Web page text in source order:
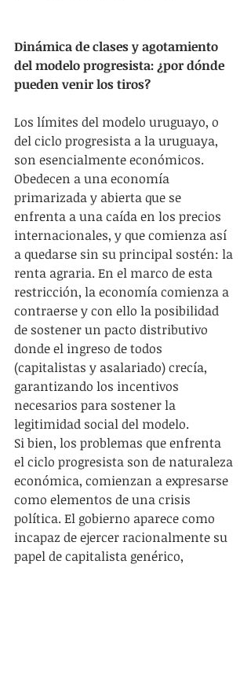
Dinámica de clases y agotamiento
del modelo progresista: ¿por dónde
pueden venir los tiros?
Los límites del modelo uruguayo, o
del ciclo progresista a la uruguaya,
son esencialmente económicos.
Obedecen a una economía
primarizada y abierta que se
enfrenta a una caída en los precios
internacionales, y que comienza así
a quedarse sin su principal sostén: la
renta agraria. En el marco de esta
restricción, la economía comienza a
contraerse y con ello la posibilidad
de sostener un pacto distributivo
donde el ingreso de todos
(capitalistas y asalariado) crecía,
garantizando los incentivos
necesarios para sostener la
legitimidad social del modelo.
Si bien, los problemas que enfrenta
el ciclo progresista son de naturaleza
económica, comienzan a expresarse
como elementos de una crisis
política. El gobierno aparece como
incapaz de ejercer racionalmente su
papel de capitalista genérico,